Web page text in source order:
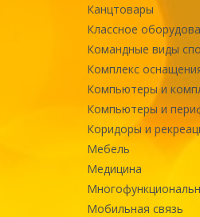
Канцтовары
Классное
Командные виды
Комплекс
Компьютеры и
Компьютеры и
Коридоры и
Мебель
Медицина
Мобильная связь